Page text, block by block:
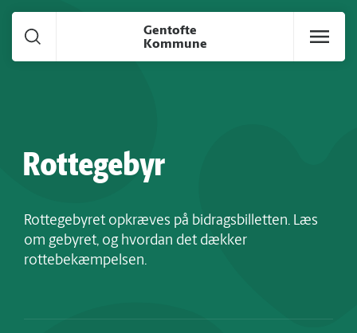
Gentofte
Kommune
Rottegebyr
Rottegebyret opkræves på bidragsbilletten. Læs
om gebyret, og hvordan det dækker
rottebekæmpelsen.